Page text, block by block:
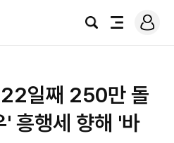
검
전
로
그
일째 250만 돌
흥행세 향해 '바